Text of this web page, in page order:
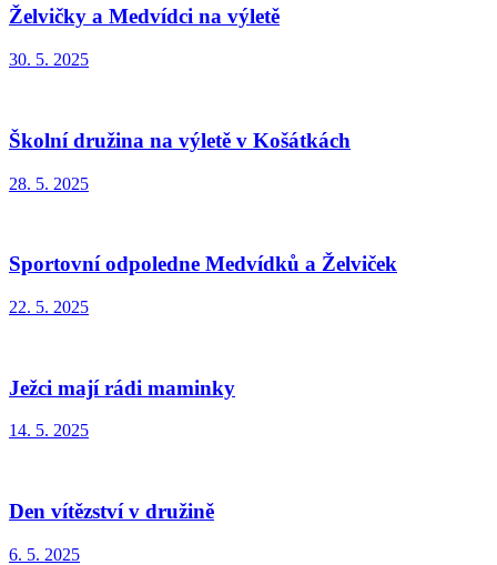
Želvičky a Medvídci na výletě
30. 5. 2025
Školní družina na výletě v Košátkách
28. 5. 2025
Sportovní odpoledne Medvídků a Želviček
22. 5. 2025
Ježci mají rádi maminky
14. 5. 2025
Den vítězství v družině
6. 5. 2025